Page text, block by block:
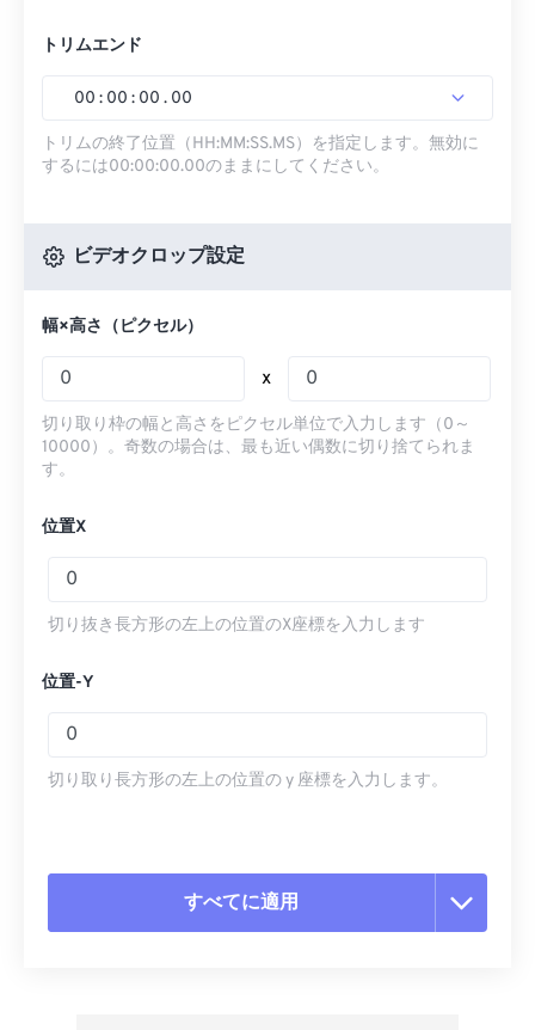
トリムエンド
00 : 00 : 00 . 00
トリムの終了位置（HH:MM:SS.MS）を指定します。無効に
するには00:00:00.00のままにしてください。
ビデオクロップ設定
幅×高さ（ピクセル）
x
切り取り枠の幅と高さをピクセル単位で入力します（0～
10000）。奇数の場合は、最も近い偶数に切り捨てられま
す。
位置X
切り抜き長方形の左上の位置のX座標を入力します
位置-Y
切り取り長方形の左上の位置の y 座標を入力します。
すべてに適用